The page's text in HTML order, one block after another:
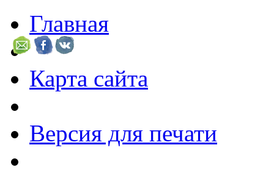
Главная
Карта сайта
Версия для печати